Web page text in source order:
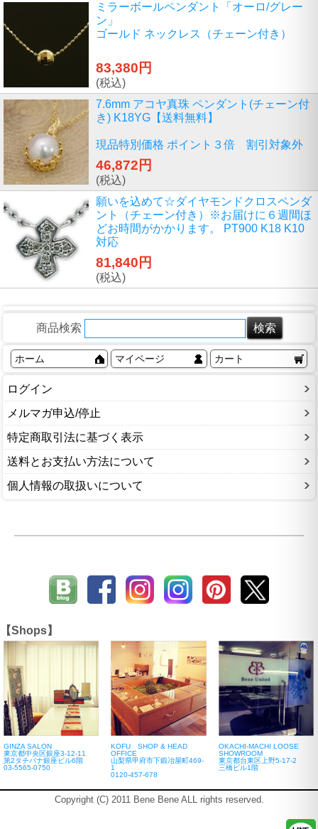
ミラーボールペンダント「オーロ/グレー
ン」
ゴールド ネックレス（チェーン付き）
83,380円
(税込)
7.6mm アコヤ真珠 ペンダント(チェーン付
き) K18YG【送料無料】
現品特別価格 ポイント３倍 割引対象外
46,872円
(税込)
願いを込めて☆ダイヤモンドクロスペンダ
ント（チェーン付き）※お届けに６週間ほ
どお時間がかかります。 PT900 K18 K10
対応
81,840円
(税込)
商品検索
ホーム マイページ カート
ログイン
メルマガ申込/停止
特定商取引法に基づく表示
送料とお支払い方法について
個人情報の取扱いについて
【Shops】
GINZA SALON
東京都中央区銀座3-12-11
第2タチバナ銀座ビル6階
03-5565-0750
KOFU SHOP & HEAD
OFFICE
山梨県甲府市下鍛冶屋町469-
1
0120-457-678
OKACHI-MACHI LOOSE
SHOWROOM
東京都台東区上野5-17-2
三橋ビル1階
Copyright (C) 2011 Bene Bene ALL rights reserved.